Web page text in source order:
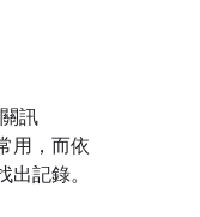
訊
用，而依
出記錄。